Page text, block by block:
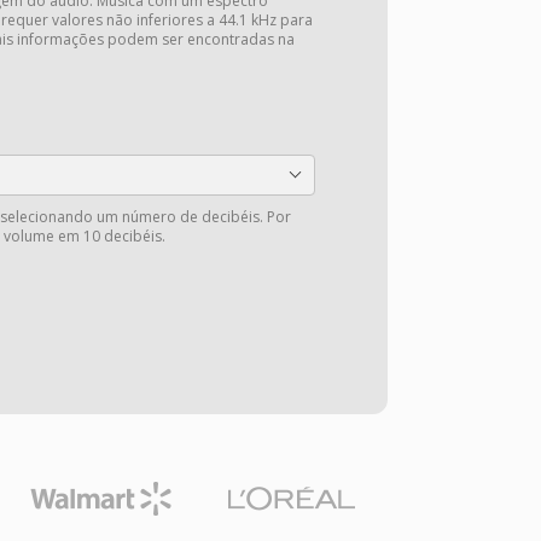
valores não inferiores a 44.1 kHz para
informações podem ser encontradas na
um número de decibéis. Por
em 10 decibéis.